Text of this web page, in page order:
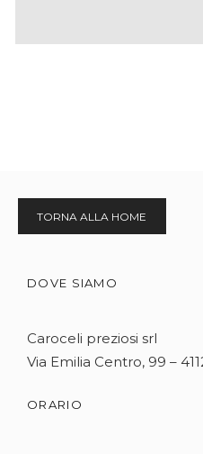
TORNA ALLA HOME
DOVE SIAMO
Caroceli preziosi srl
Via Emilia Centro, 99 –
ORARIO